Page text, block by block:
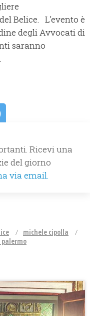
Belice. L'evento è
degli Avvocati di
saranno
Ricevi una
del giorno
via email.
michele cipolla